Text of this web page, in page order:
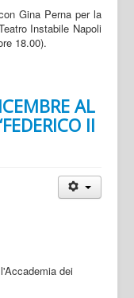
Gina Perna per la
Instabile Napoli
18.00).
AL
II